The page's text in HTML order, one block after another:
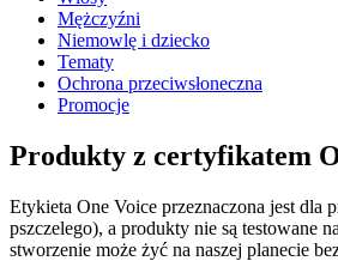
Mężczyźni
Niemowlę i dziecko
Tematy
Ochrona przeciwsłoneczna
Promocje
Produkty z certyfikatem
Etykieta One Voice przeznaczona jest dla
pszczelego), a produkty nie są testowane
stworzenie może żyć na naszej planecie